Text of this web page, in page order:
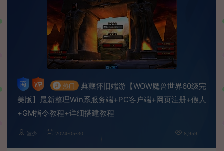
# 热门
典藏怀旧端游【WOW魔兽世界60级完
美版】最新整理Win系服务端+PC客户端+网页注册+假人
+GM指令教程+详细搭建教程
波少 2024-05-30 8,959